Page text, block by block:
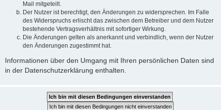
Mail mitgeteilt.
Der Nutzer ist berechtigt, den Änderungen zu widersprechen. Im Falle
des Widerspruchs erlischt das zwischen dem Betreiber und dem Nutzer
bestehende Vertragsverhältnis mit sofortiger Wirkung.
Die Änderungen gelten als anerkannt und verbindlich, wenn der Nutzer
den Änderungen zugestimmt hat.
Informationen über den Umgang mit Ihren persönlichen Daten sind
in der Datenschutzerklärung enthalten.